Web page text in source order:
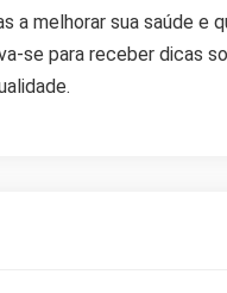
a melhorar sua saúde e
se para receber dicas